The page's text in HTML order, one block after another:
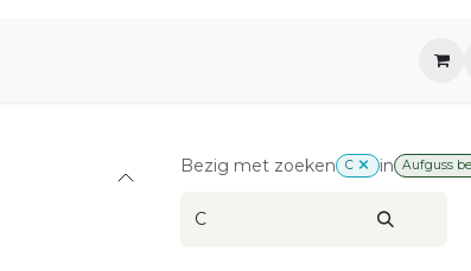
Bezig met zoeken C in Aufguss